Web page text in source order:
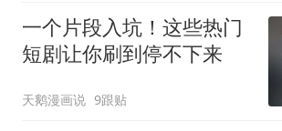
一个片段入坑！这些热门
短剧让你刷到停不下来
天鹅漫画说 9跟贴